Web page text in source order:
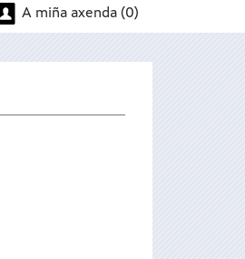
A miña axenda (0)